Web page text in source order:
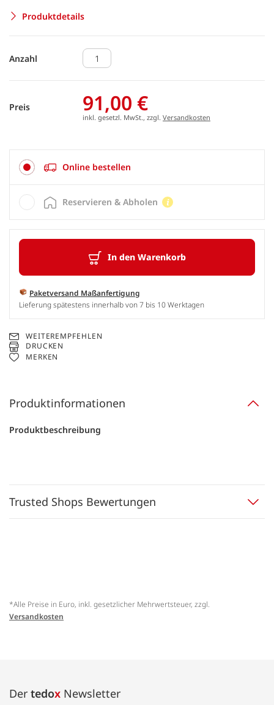
Produktdetails
Anzahl
Preis 91,00 €
inkl. gesetzl. MwSt., zzgl. Versandkosten
Online bestellen
In den Warenkorb
Paketversand Maßanfertigung
Lieferung spätestens innerhalb von 7 bis 10 Werktagen
Reservieren & Abholen
WEITEREMPFEHLEN
DRUCKEN
MERKEN
Produktinformationen
Produktbeschreibung
Trusted Shops Bewertungen
*Alle Preise in Euro, inkl. gesetzlicher Mehrwertsteuer, zzgl.
Versandkosten
Der tedox Newsletter